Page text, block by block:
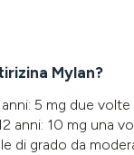
Mylan?
: 5 mg due
anni: 10 mg una
di grado da